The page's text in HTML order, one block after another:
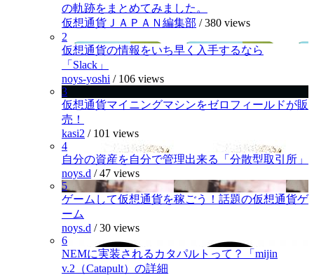
の軌跡をまとめてみました。
仮想通貨ＪＡＰＡＮ編集部 /380 views
2
仮想通貨の情報をいち早く入手するなら
「Slack」
noys-yoshi / 106 views
3
仮想通貨マイニングマシンをゼロフィールドが販
売！
kasi2 / 101 views
4
自分の資産を自分で管理出来る「分散型取引所」
noys.d /47 views
5
ゲームして仮想通貨を稼ごう！話題の仮想通貨ゲ
ーム
noys.d /30 views
6
NEMに実装されるカタパルトって？「mijin
v.2（Catapult）の詳細